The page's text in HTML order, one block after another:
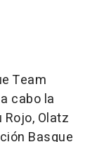
Team
cabo la
Olatz
Basque